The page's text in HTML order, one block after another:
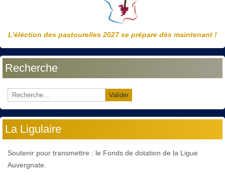
L'éléction des pastourelles 2027 se prépare dès maintenant !
Recherche
Valider
La Ligulaire
Soutenir pour transmettre : le Fonds de dotation de la Ligue
Auvergnate.